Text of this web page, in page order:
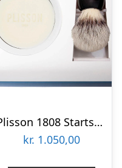
Plisson 1808 Startsæt med High Mountain White Fibre Barberkost, Holder og Porcelænsskål med Barbersæbe, Sort
kr. 1.050,00